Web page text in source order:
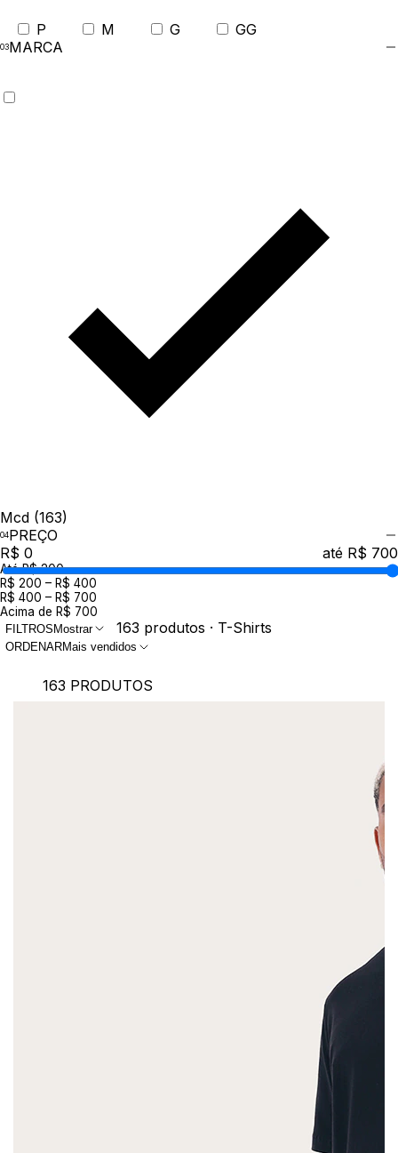
P M G
GG
MARCA
Mcd (163)
PREÇO
R$ 0
até R$ 700
Até R$ 200
R$ 200 – R$ 400
R$ 400 – R$ 700
Acima de R$ 700
FILTROS Mostrar 163 produtos · T-Shirts
ORDENARMais vendidos
163 PRODUTOS